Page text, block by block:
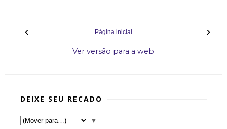
‹ ›
Página inicial
Ver versão para a web
DEIXE SEU RECADO
▼